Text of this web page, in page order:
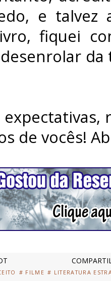
e
fiquei
de vocês!
# FILME # LITERATURA